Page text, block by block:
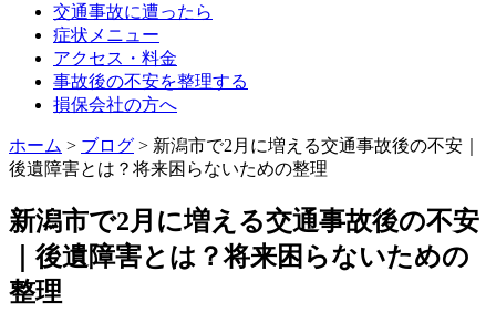
交通事故に遭ったら
症状メニュー
アクセス・料金
事故後の不安を整理する
損保会社の方へ
ホーム > ブログ > 新潟市で2月に増える交通事故後の不安｜
後遺障害とは？将来困らないための整理
新潟市で2月に増える交通事故後の不安
｜後遺障害とは？将来困らないための
整理